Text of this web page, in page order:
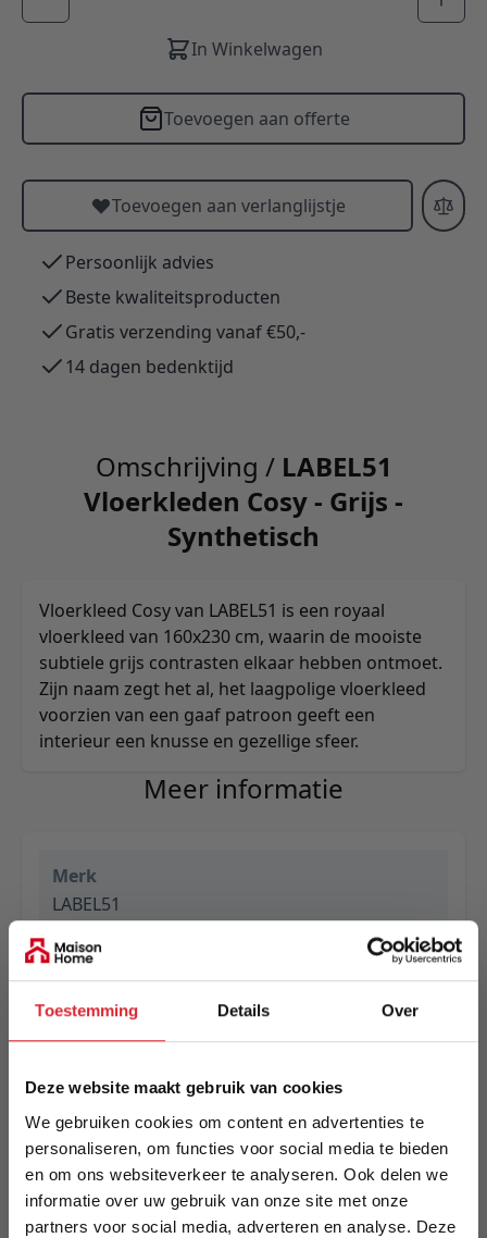
Toestemming Details Over
Deze website maakt gebruik van cookies
We gebruiken cookies om content en advertenties te
personaliseren, om functies voor social media te bieden
en om ons websiteverkeer te analyseren. Ook delen we
informatie over uw gebruik van onze site met onze
partners voor social media, adverteren en analyse. Deze
In Winkelwagen
Toevoegen aan offerte
Toevoegen aan verlanglijstje
Persoonlijk advies
Beste kwaliteitsproducten
Gratis verzending vanaf €50,-
14 dagen bedenktijd
Omschrijving / LABEL51
Vloerkleden Cosy - Grijs -
Synthetisch
Vloerkleed Cosy van LABEL51 is een royaal
vloerkleed van 160x230 cm, waarin de mooiste
subtiele grijs contrasten elkaar hebben ontmoet.
Zijn naam zegt het al, het laagpolige vloerkleed
voorzien van een gaaf patroon geeft een
interieur een knusse en gezellige sfeer.
Meer informatie
Merk
LABEL51
EAN
8720143410741
Prijs
Levertijd
1 tot 5 werkdagen
Specificaties
Kleur: Grijs